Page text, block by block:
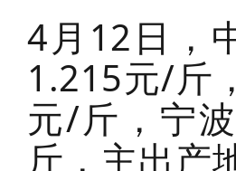
4月12日，
1.215元/斤
元/斤，宁
斤，主出产